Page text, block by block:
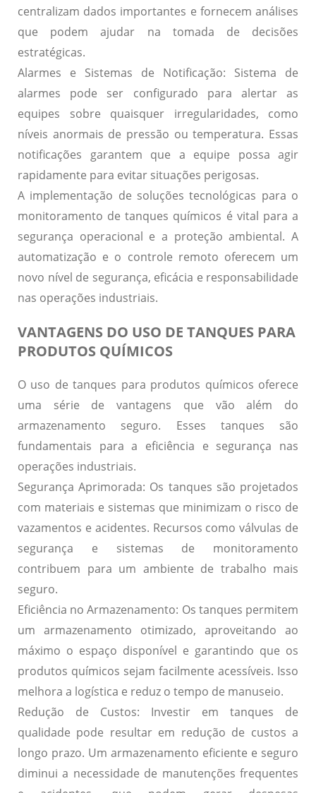
centralizam dados importantes e fornecem análises
que podem ajudar na tomada de decisões
estratégicas.
Alarmes e Sistemas de Notificação: Sistema de
alarmes pode ser configurado para alertar as
equipes sobre quaisquer irregularidades, como
níveis anormais de pressão ou temperatura. Essas
notificações garantem que a equipe possa agir
rapidamente para evitar situações perigosas.
A implementação de soluções tecnológicas para o
monitoramento de tanques químicos é vital para a
segurança operacional e a proteção ambiental. A
automatização e o controle remoto oferecem um
novo nível de segurança, eficácia e responsabilidade
nas operações industriais.
VANTAGENS DO USO DE TANQUES PARA
PRODUTOS QUÍMICOS
O uso de tanques para produtos químicos oferece
uma série de vantagens que vão além do
armazenamento seguro. Esses tanques são
fundamentais para a eficiência e segurança nas
operações industriais.
Segurança Aprimorada: Os tanques são projetados
com materiais e sistemas que minimizam o risco de
vazamentos e acidentes. Recursos como válvulas de
segurança e sistemas de monitoramento
contribuem para um ambiente de trabalho mais
seguro.
Eficiência no Armazenamento: Os tanques permitem
um armazenamento otimizado, aproveitando ao
máximo o espaço disponível e garantindo que os
produtos químicos sejam facilmente acessíveis. Isso
melhora a logística e reduz o tempo de manuseio.
Redução de Custos: Investir em tanques de
qualidade pode resultar em redução de custos a
longo prazo. Um armazenamento eficiente e seguro
diminui a necessidade de manutenções frequentes